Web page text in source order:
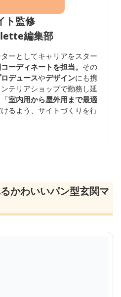
ト監修
編集部
ーとしてキャリアをスター
ーディネートを担当。 その
デュースやデザインにも携
テリアショップで勤務し延
室内用から屋外用まで最適
るよう、サイトづくりを行
かわいいパン型玄関マ